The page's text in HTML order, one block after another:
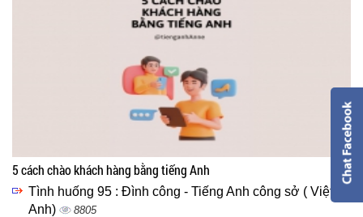
5 cách chào khách hàng bằng tiếng Anh
Tình huống 95 : Đình công - Tiếng Anh công sở ( Việt -
Anh)
8805